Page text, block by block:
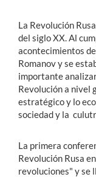
La Revolución
del siglo XX. Al
acontecimientos
Romanov y se
importante
Revolución a nivel
estratégico y lo
sociedad y la
La primera
Revolución Rusa
revoluciones" y se